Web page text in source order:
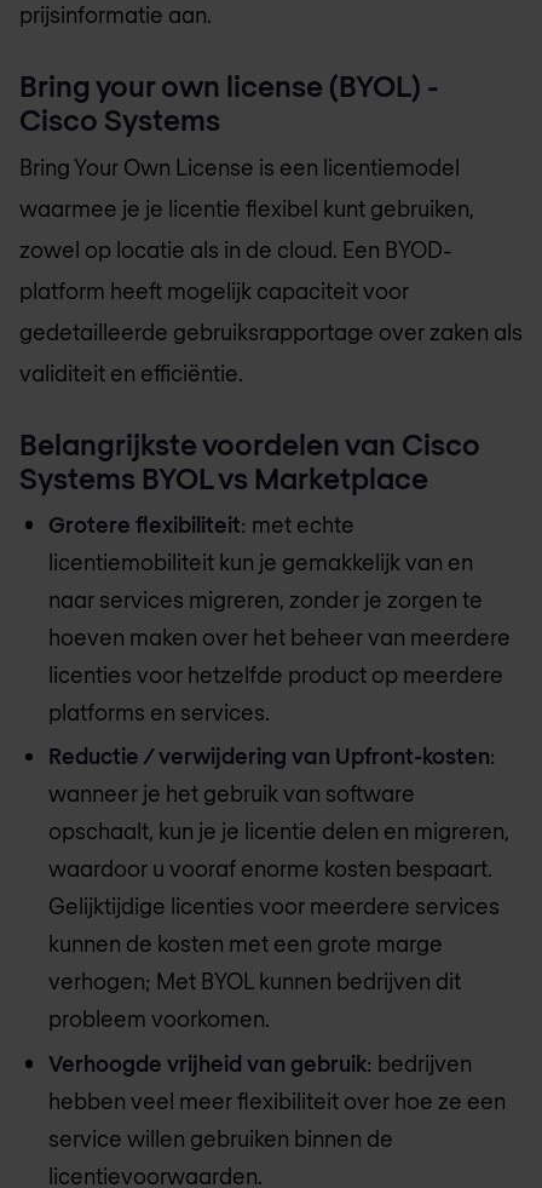
prijsinformatie aan.
Bring your own license (BYOL) -
Cisco Systems
Bring Your Own License is een licentiemodel
waarmee je je licentie flexibel kunt gebruiken,
zowel op locatie als in de cloud. Een BYOD-
platform heeft mogelijk capaciteit voor
gedetailleerde gebruiksrapportage over zaken als
validiteit en efficiëntie.
Belangrijkste voordelen van Cisco
Systems BYOL vs Marketplace
Grotere flexibiliteit: met echte
licentiemobiliteit kun je gemakkelijk van en
naar services migreren, zonder je zorgen te
hoeven maken over het beheer van meerdere
licenties voor hetzelfde product op meerdere
platforms en services.
Reductie / verwijdering van Upfront-kosten:
wanneer je het gebruik van software
opschaalt, kun je je licentie delen en migreren,
waardoor u vooraf enorme kosten bespaart.
Gelijktijdige licenties voor meerdere services
kunnen de kosten met een grote marge
verhogen; Met BYOL kunnen bedrijven dit
probleem voorkomen.
Verhoogde vrijheid van gebruik: bedrijven
hebben veel meer flexibiliteit over hoe ze een
service willen gebruiken binnen de
licentievoorwaarden.